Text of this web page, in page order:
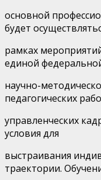
основной
будет
рамках
единой
научно-
педагогических
управленческих
условия для
выстраивания
траектории.